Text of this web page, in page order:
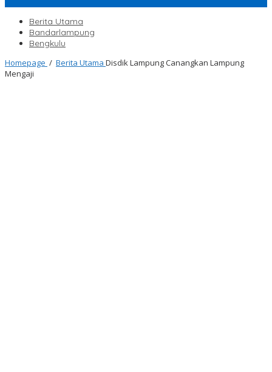
Berita Utama
Bandarlampung
Bengkulu
Homepage / Berita Utama Disdik Lampung Canangkan Lampung
Mengaji